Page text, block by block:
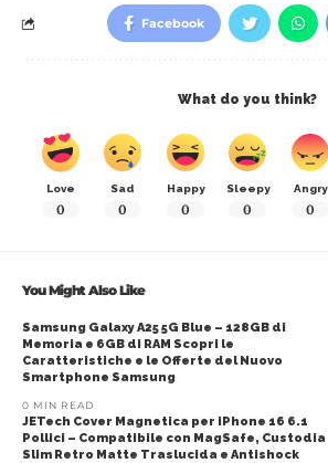
Facebook
What do you think?
Love
0
Sad
0
Happy
0
Sleepy
0
Angry
0
You Might Also Like
Samsung Galaxy A25 5G Blue – 128GB di
Memoria e 6GB di RAM Scopri le
Caratteristiche e le Offerte del Nuovo
Smartphone Samsung
0 MIN READ
JETech Cover Magnetica per iPhone 16 6.1
Pollici – Compatibile con MagSafe, Custodia
Slim Retro Matte Traslucida e Antishock